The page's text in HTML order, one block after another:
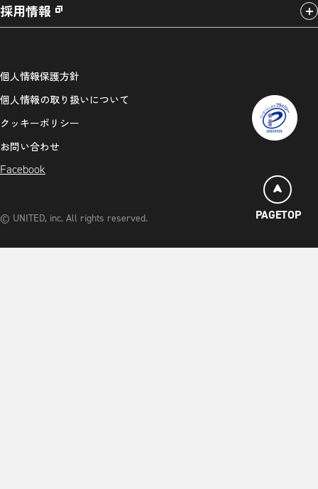
PAGETOP
採用情報
個人情報保護方針
個人情報の取り扱いについて
クッキーポリシー
お問い合わせ
Facebook
© UNITED, inc. All rights reserved.